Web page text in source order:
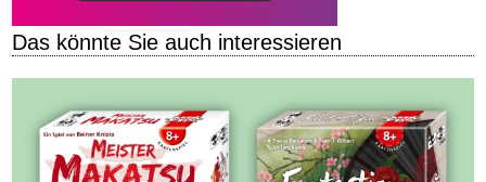
Das könnte Sie auch interessieren